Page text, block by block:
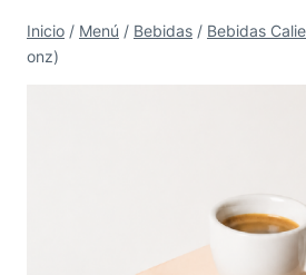
Inicio / Menú / Bebidas / Bebidas
onz)